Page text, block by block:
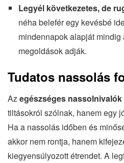
Legyél következetes, de
néha belefér egy kevésbé
mindennapok alapját
megoldások adják.
Tudatos nassolás
Azegészséges
tiltásokról szólnak, hanem egy
Ha a nassolás időben és
akkor nem rontja, hanem
kiegyensúlyozott étrendet. A